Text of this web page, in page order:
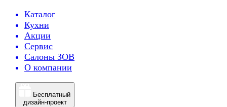
Каталог
Кухни
Акции
Сервис
Салоны ЗОВ
О компании
Бесплатный
дизайн-проект